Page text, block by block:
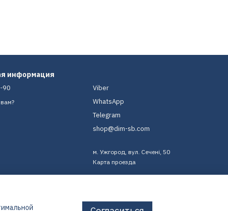
информация
90
Viber
WhatsApp
Telegram
shop@dim-sb.com
м. Ужгород, вул. Сечені, 50
Карта проезда